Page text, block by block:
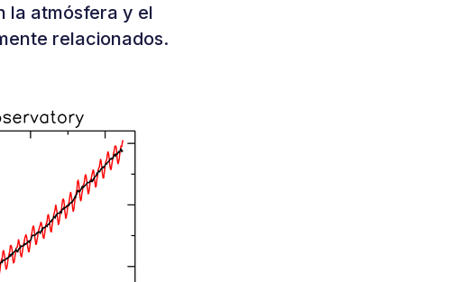
la atmósfera y el
relacionados.